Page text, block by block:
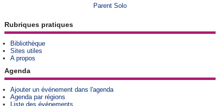
Parent Solo
Rubriques pratiques
Bibliothèque
Sites utiles
A propos
Agenda
Ajouter un événement dans l'agenda
Agenda par régions
Liste des événements